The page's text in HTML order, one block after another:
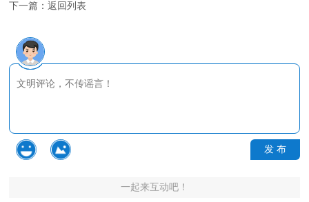
下一篇：返回列表
发 布
一起来互动吧！